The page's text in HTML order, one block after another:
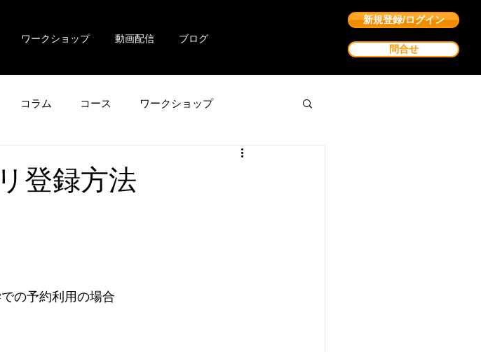
ワークショップ 動画配信 ブログ
新規登録/ログイン
問合せ
コラム コース ワークショップ
登録方法
の予約利用の場合